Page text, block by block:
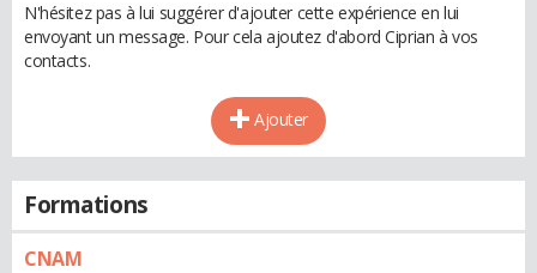
N'hésitez pas à lui suggérer d'ajouter cette expérience en lui
envoyant un message. Pour cela ajoutez d'abord Ciprian à vos
contacts.
Ajouter
Formations
CNAM